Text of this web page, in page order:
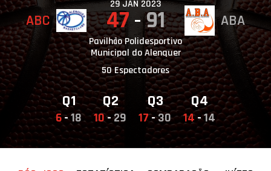
COMPETIÇÕES
ASSOCIAÇÕES
CLUBES
AGENTES
AGENDA
SELEÇÕES
MINIBASQUETE
29 JAN 2023
ABC 47 91 ABA
Pavilhão Polidesportivo
Municipal do Alenquer
50 Espectadores
Q1
6-18
Q2
10-29
Q3
17-30
Q4
14-14